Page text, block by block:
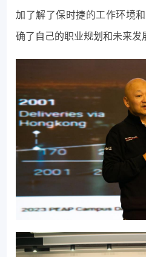
加了解了保时捷的工作环境
确了自己的职业规划和未来发